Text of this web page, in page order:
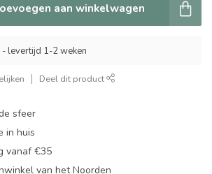
aan winkelwagen
levertijd 1-2 weken
Deel dit product
sfeer
in huis
vanaf €35
van het Noorden